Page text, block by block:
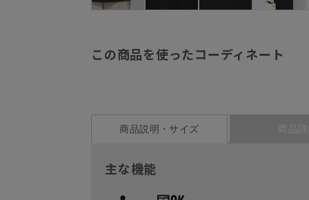
この商品を使ったコーディネート
商品説明・サイズ 商品
主な機能